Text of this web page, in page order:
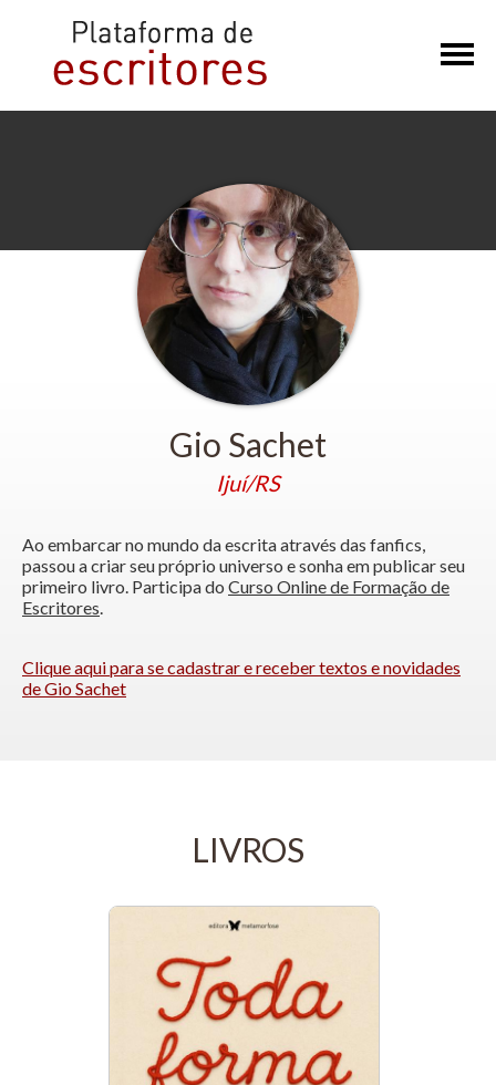
×
Gio Sachet
Ijuí/RS
Ao embarcar no mundo da escrita através das fanfics,
passou a criar seu próprio universo e sonha em publicar seu
primeiro livro. Participa do Curso Online de Formação de
Escritores.
Clique aqui para se cadastrar e receber textos e novidades
de Gio Sachet
LIVROS